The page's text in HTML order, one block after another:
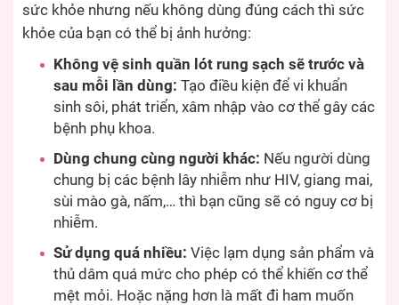
sức khỏe nhưng nếu không dùng đúng cách thì sức
khỏe của bạn có thể bị ảnh hưởng:
Không vệ sinh quần lót rung sạch sẽ trước và
sau mỗi lần dùng: Tạo điều kiện để vi khuẩn
sinh sôi, phát triển, xâm nhập vào cơ thể gây các
bệnh phụ khoa.
Dùng chung cùng người khác: Nếu người dùng
chung bị các bệnh lây nhiễm như HIV, giang mai,
sùi mào gà, nấm,… thì bạn cũng sẽ có nguy cơ bị
nhiễm.
Sử dụng quá nhiều: Việc lạm dụng sản phẩm và
thủ dâm quá mức cho phép có thể khiến cơ thể
mệt mỏi. Hoặc nặng hơn là mất đi ham muốn